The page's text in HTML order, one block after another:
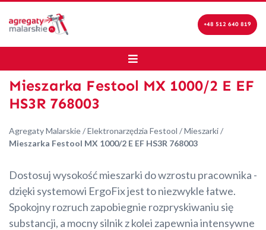
+48 512 640 819
Mieszarka Festool MX 1000/2 E EF
HS3R 768003
Agregaty Malarskie/Elektronarzędzia Festool /Mieszarki/
Mieszarka Festool MX 1000/2 E EF HS3R 768003
Dostosuj wysokość mieszarki do wzrostu pracownika -
dzięki systemowi ErgoFix jest to niezwykle łatwe.
Spokojny rozruch zapobiegnie rozpryskiwaniu się
substancji, a mocny silnik z kolei zapewnia intensywne